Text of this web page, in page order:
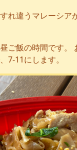
れ違うマレーシア
ご飯の時間です。
7-11にします。